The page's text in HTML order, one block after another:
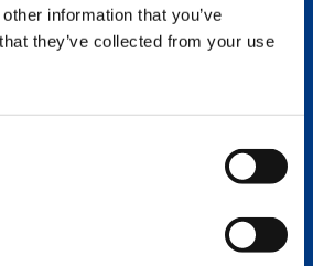
information that you’ve
they’ve collected from your use
légendaire, les grues